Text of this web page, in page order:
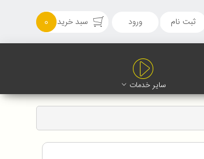
ثبت نام ورود سبد خرید 0
سایر خدمات